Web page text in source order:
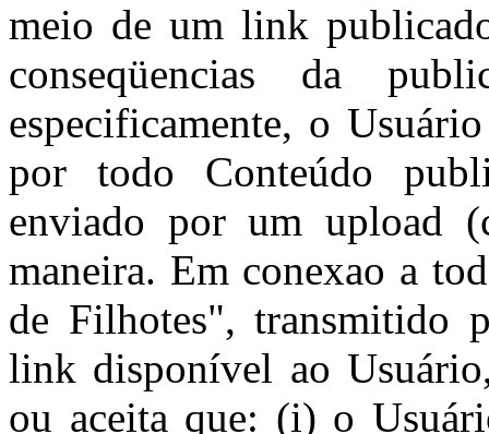
meio de um link
conseqüencias da
especificamente, o
por todo Conteúdo
enviado por um upload
maneira. Em conexao a
de Filhotes", transmitido
link disponível ao
ou aceita que: (i) o